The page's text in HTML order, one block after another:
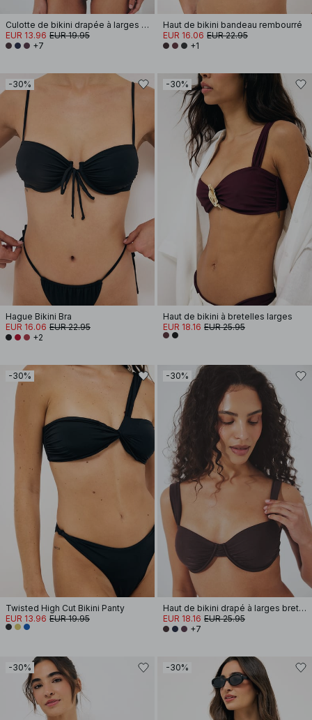
Culotte de bikini drapée à larges bretelles
EUR 13.96 EUR 19.95
+7
Haut de bikini bandeau rembourré
EUR 16.06 EUR 22.95
+1
-30%
Hague Bikini Bra
EUR 16.06 EUR 22.95
+2
-30%
Haut de bikini à bretelles larges
EUR 18.16 EUR 25.95
-30%
Twisted High Cut Bikini Panty
EUR 13.96 EUR 19.95
-30%
Haut de bikini drapé à larges bretelles
EUR 18.16 EUR 25.95
+7
-30% -30%